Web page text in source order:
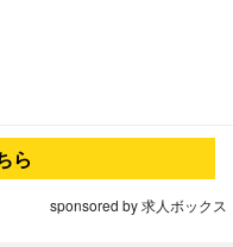
ら
sponsored by 求人ボックス